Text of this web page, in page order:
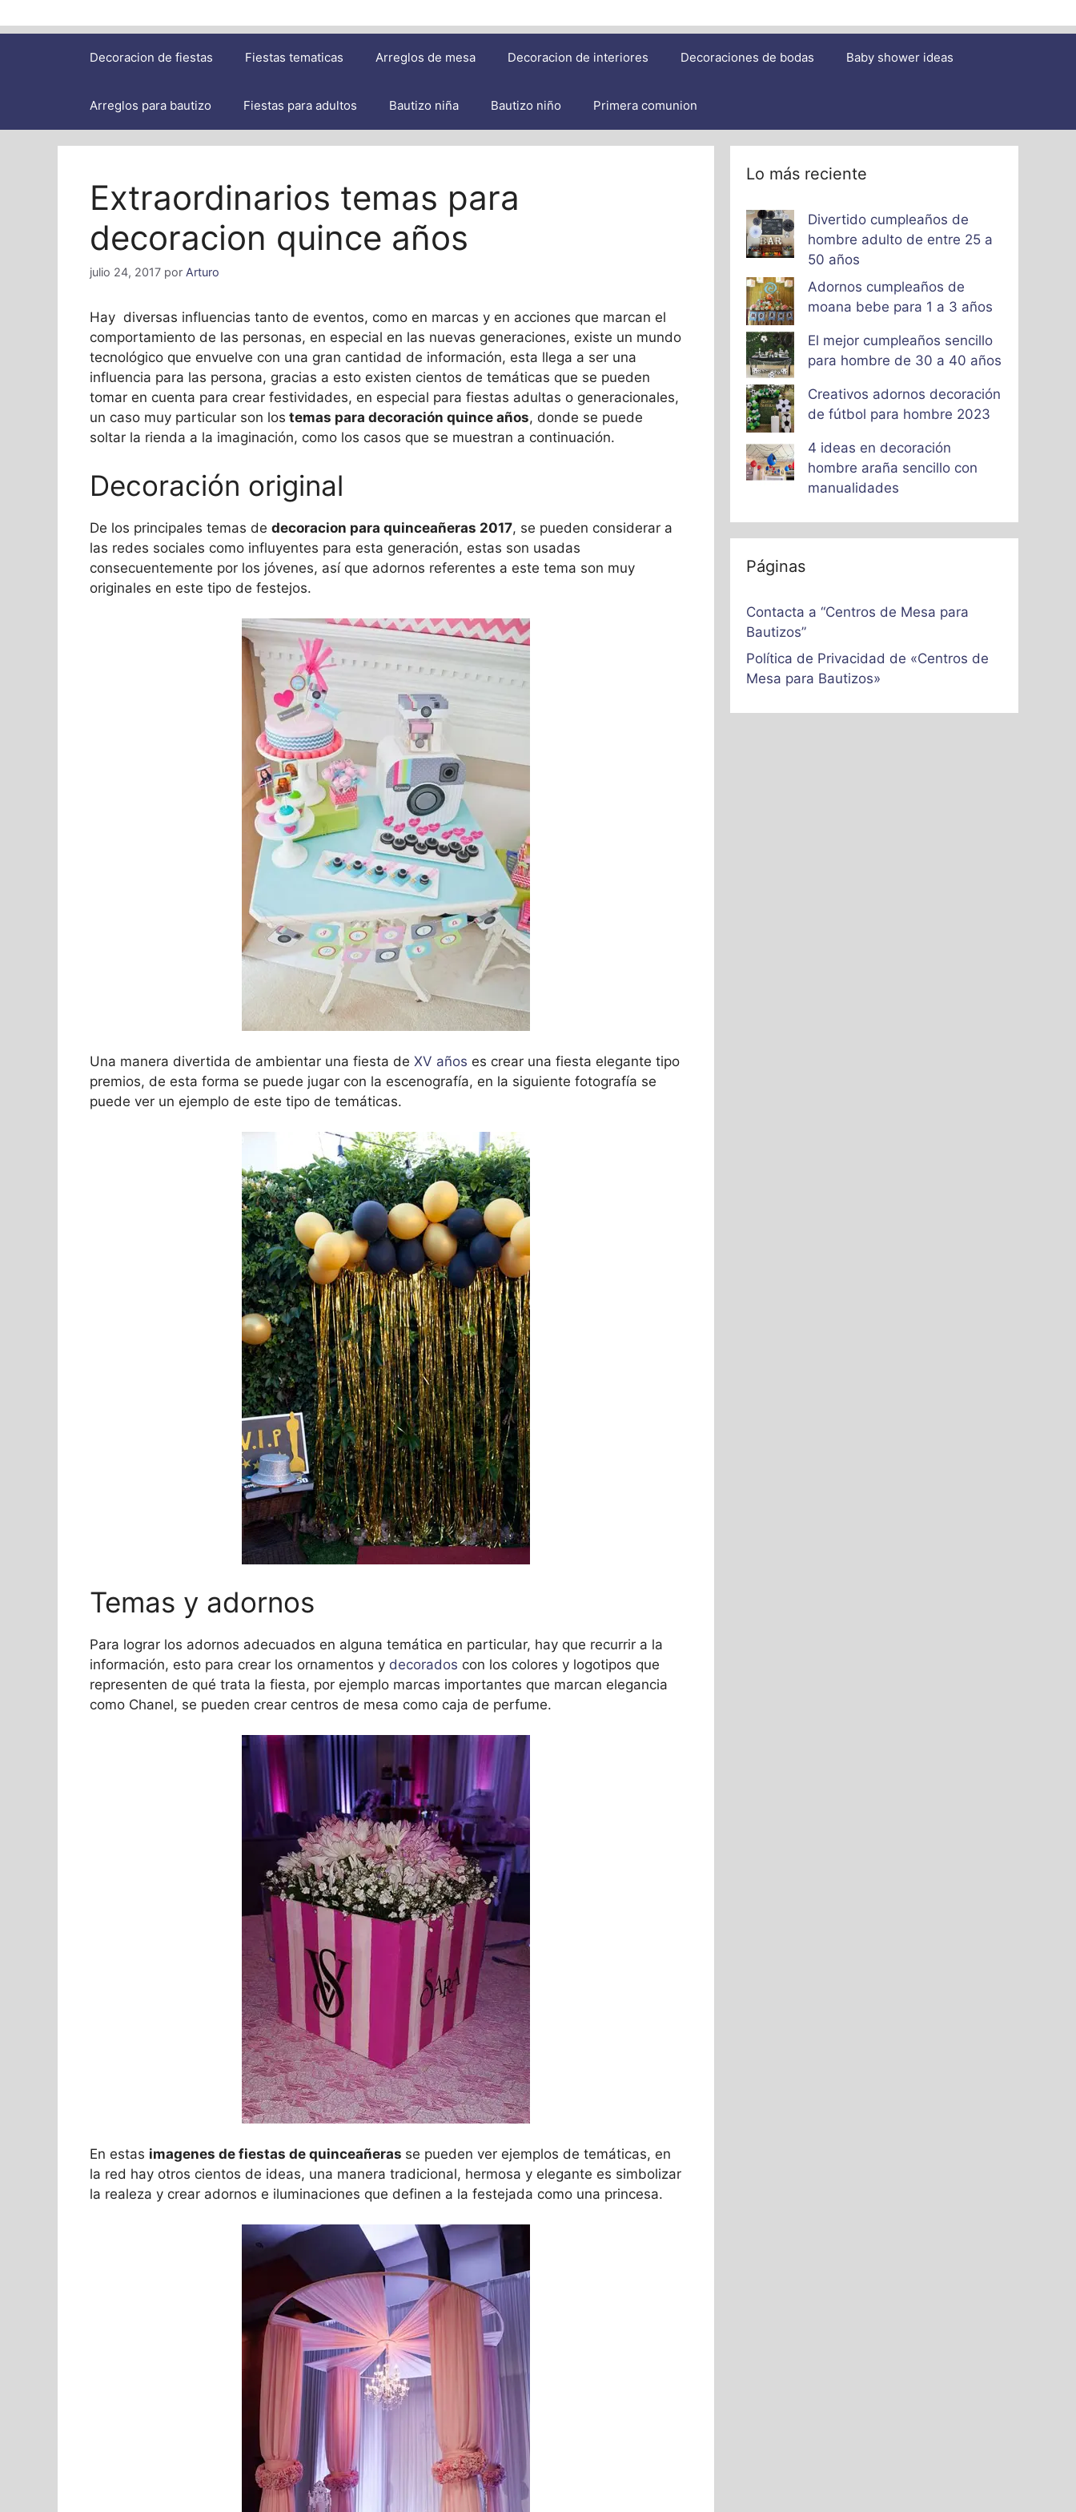
Decoracion de fiestas Fiestas tematicas Arreglos de mesa Decoracion de interiores Decoraciones de bodas Baby shower ideas
Arreglos para bautizo Fiestas para adultos Bautizo niña Bautizo niño Primera comunion
Extraordinarios temas para
decoracion quince años
julio 24, 2017 por Arturo
Hay diversas influencias tanto de eventos, como en marcas y en acciones que marcan el
comportamiento de las personas, en especial en las nuevas generaciones, existe un mundo
tecnológico que envuelve con una gran cantidad de información, esta llega a ser una
influencia para las persona, gracias a esto existen cientos de temáticas que se pueden
tomar en cuenta para crear festividades, en especial para fiestas adultas o generacionales,
un caso muy particular son los temas para decoración quince años, donde se puede
soltar la rienda a la imaginación, como los casos que se muestran a continuación.
Decoración original
De los principales temas de decoracion para quinceañeras 2017, se pueden considerar a
las redes sociales como influyentes para esta generación, estas son usadas
consecuentemente por los jóvenes, así que adornos referentes a este tema son muy
originales en este tipo de festejos.
Una manera divertida de ambientar una fiesta de XV años es crear una fiesta elegante tipo
premios, de esta forma se puede jugar con la escenografía, en la siguiente fotografía se
puede ver un ejemplo de este tipo de temáticas.
Temas y adornos
Para lograr los adornos adecuados en alguna temática en particular, hay que recurrir a la
información, esto para crear los ornamentos y decorados con los colores y logotipos que
representen de qué trata la fiesta, por ejemplo marcas importantes que marcan elegancia
como Chanel, se pueden crear centros de mesa como caja de perfume.
En estas imagenes de fiestas de quinceañeras se pueden ver ejemplos de temáticas, en
la red hay otros cientos de ideas, una manera tradicional, hermosa y elegante es simbolizar
la realeza y crear adornos e iluminaciones que definen a la festejada como una princesa.
Lo más reciente
Divertido cumpleaños de
hombre adulto de entre 25 a
50 años
Adornos cumpleaños de
moana bebe para 1 a 3 años
El mejor cumpleaños sencillo
para hombre de 30 a 40 años
Creativos adornos decoración
de fútbol para hombre 2023
4 ideas en decoración
hombre araña sencillo con
manualidades
Páginas
Contacta a “Centros de Mesa para
Bautizos”
Política de Privacidad de «Centros de
Mesa para Bautizos»